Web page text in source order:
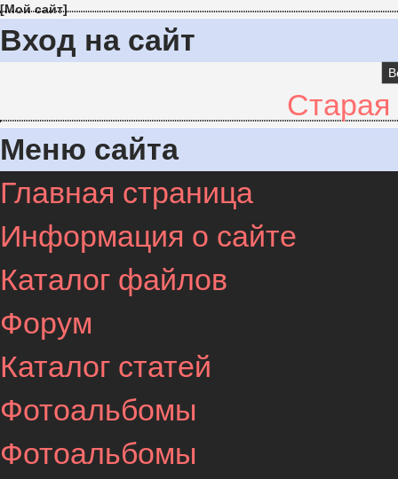
[Мой сайт]
Вход на сайт
Меню сайта
Главная страница
Информация о сайте
Каталог файлов
Форум
Каталог статей
Фотоальбомы
Фотоальбомы